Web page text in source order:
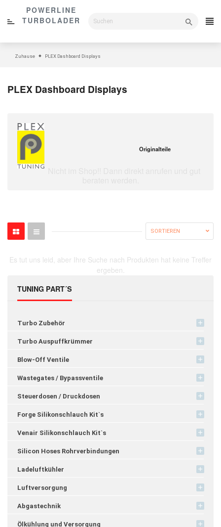
Inhalt
POWERLINE
TURBOLADER
Zuhause PLEX Dashboard Displays
TUNING PART´S
Turbo Zubehör
Turbo Auspuffkrümmer
Blow-Off Ventile
Wastegates / Bypassventile
Steuerdosen / Druckdosen
Forge Silikonschlauch Kit`s
Venair Silikonschlauch Kit`s
Silicon Hoses Rohrverbindungen
Ladeluftkühler
Luftversorgung
Abgastechnik
Ölkühlung und Versorgung
PLEX Dashboard Displays
Originalteile
SORTIEREN
Es tut uns leid, aber Ihre Suche nach Produkten hat keine Treffer
ergeben.